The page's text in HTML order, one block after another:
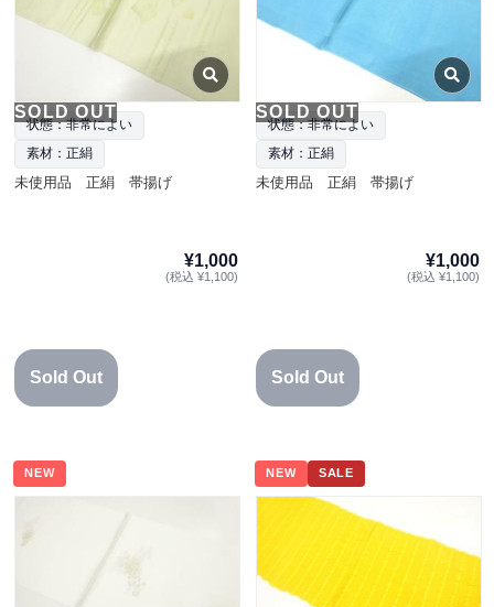
SOLD OUT
状態：非常によい
素材：正絹
未使用品 正絹 帯揚げ
¥1,000
(税込 ¥1,100)
Sold Out
SOLD OUT
状態：非常によい
素材：正絹
未使用品 正絹 帯揚げ
¥1,000
(税込 ¥1,100)
Sold Out
NEW NEW SALE